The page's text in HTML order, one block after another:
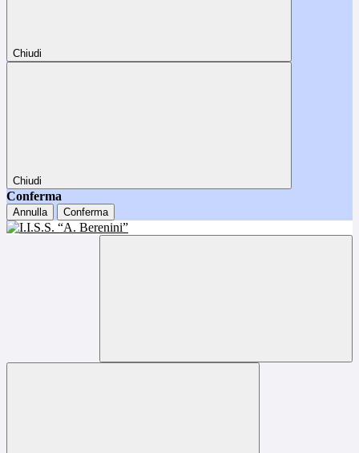
Chiudi
Chiudi
Conferma
Annulla Conferma